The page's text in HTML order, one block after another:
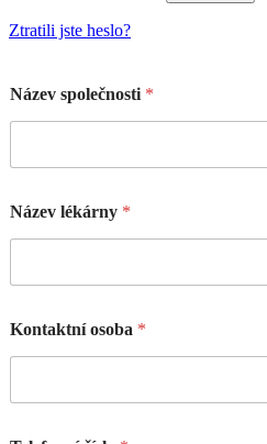
Ztratili jste heslo?
Název společnosti *
Název lékárny *
Kontaktní osoba *